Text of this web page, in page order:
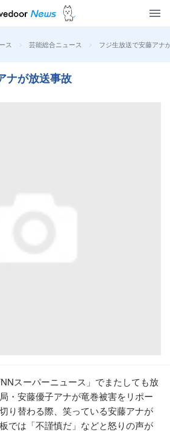
ス > 芸能総合ニュース > フジ生放送で安藤アナ
ナが放送事故
スーパーニュース」でまたしても放
・安藤優子アナが竜巻被害をリポー
り替わる際、笑っている安藤アナが
では「不謹慎だ」などと怒りの声が